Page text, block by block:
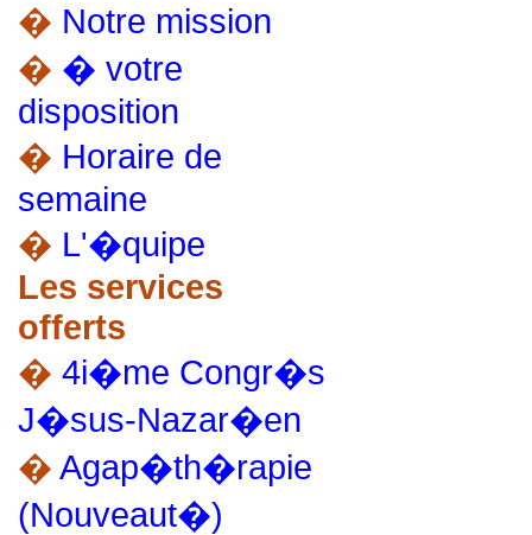
� Notre mission
� � votre
disposition
� Horaire de
semaine
� L'�quipe
Les services
offerts
� 4i�me Congr�s
J�sus-Nazar�en
� Agap�th�rapie
(Nouveaut�)